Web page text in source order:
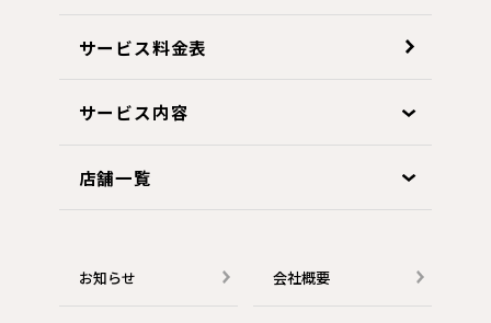
サービス料金表
サービス内容
店舗一覧
お知らせ 会社概要